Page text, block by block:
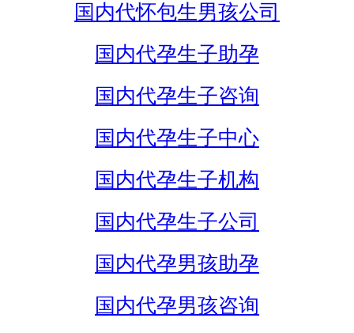
国内代怀包生男孩公司
国内代孕生子助孕
国内代孕生子咨询
国内代孕生子中心
国内代孕生子机构
国内代孕生子公司
国内代孕男孩助孕
国内代孕男孩咨询